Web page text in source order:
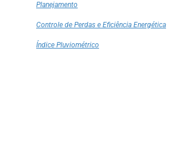
Planejamento
Controle de Perdas e Eficiência Energética
Índice Pluviométrico